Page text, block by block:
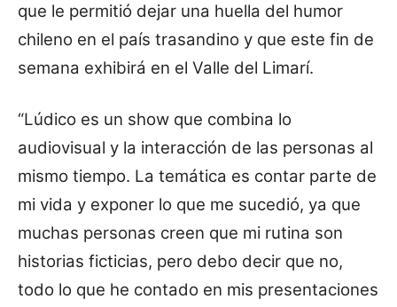
que le permitió dejar una huella del humor
chileno en el país trasandino y que este fin de
semana exhibirá en el Valle del Limarí.
“Lúdico es un show que combina lo
audiovisual y la interacción de las personas al
mismo tiempo. La temática es contar parte de
mi vida y exponer lo que me sucedió, ya que
muchas personas creen que mi rutina son
historias ficticias, pero debo decir que no,
todo lo que he contado en mis presentaciones